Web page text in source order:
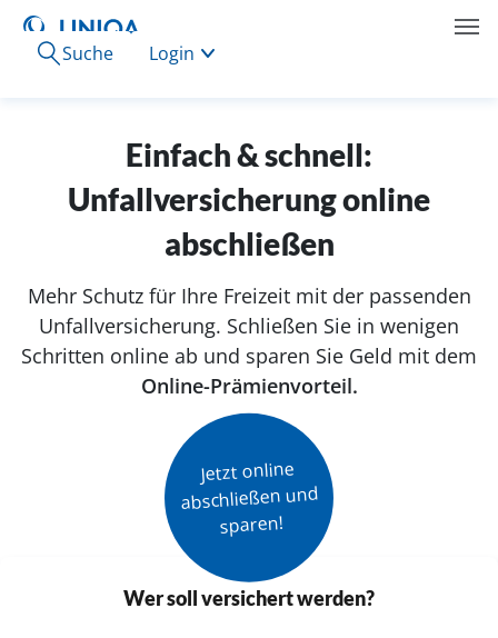
Suche Login
Einfach & schnell:
Unfallversicherung online
abschließen
Mehr Schutz für Ihre Freizeit mit der passenden
Unfallversicherung. Schließen Sie in wenigen
Schritten online ab und sparen Sie Geld mit dem
Online-Prämienvorteil.
Jetzt online
abschließen und
sparen!
Wer soll versichert werden?